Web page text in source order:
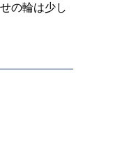
の輪は少し